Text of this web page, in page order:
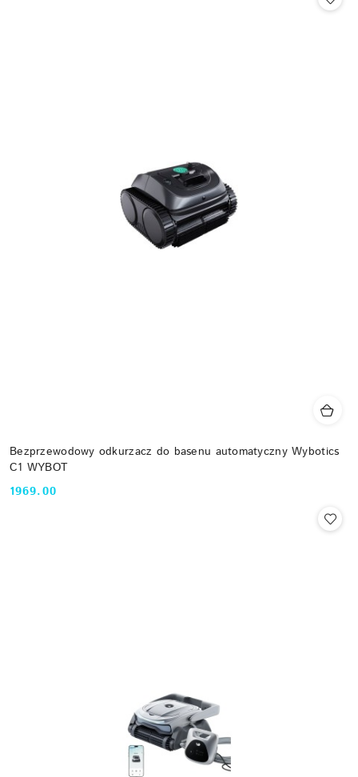
Bezprzewodowy odkurzacz do basenu automatyczny Wybotics
C1 WYBOT
Cena:
1969.00